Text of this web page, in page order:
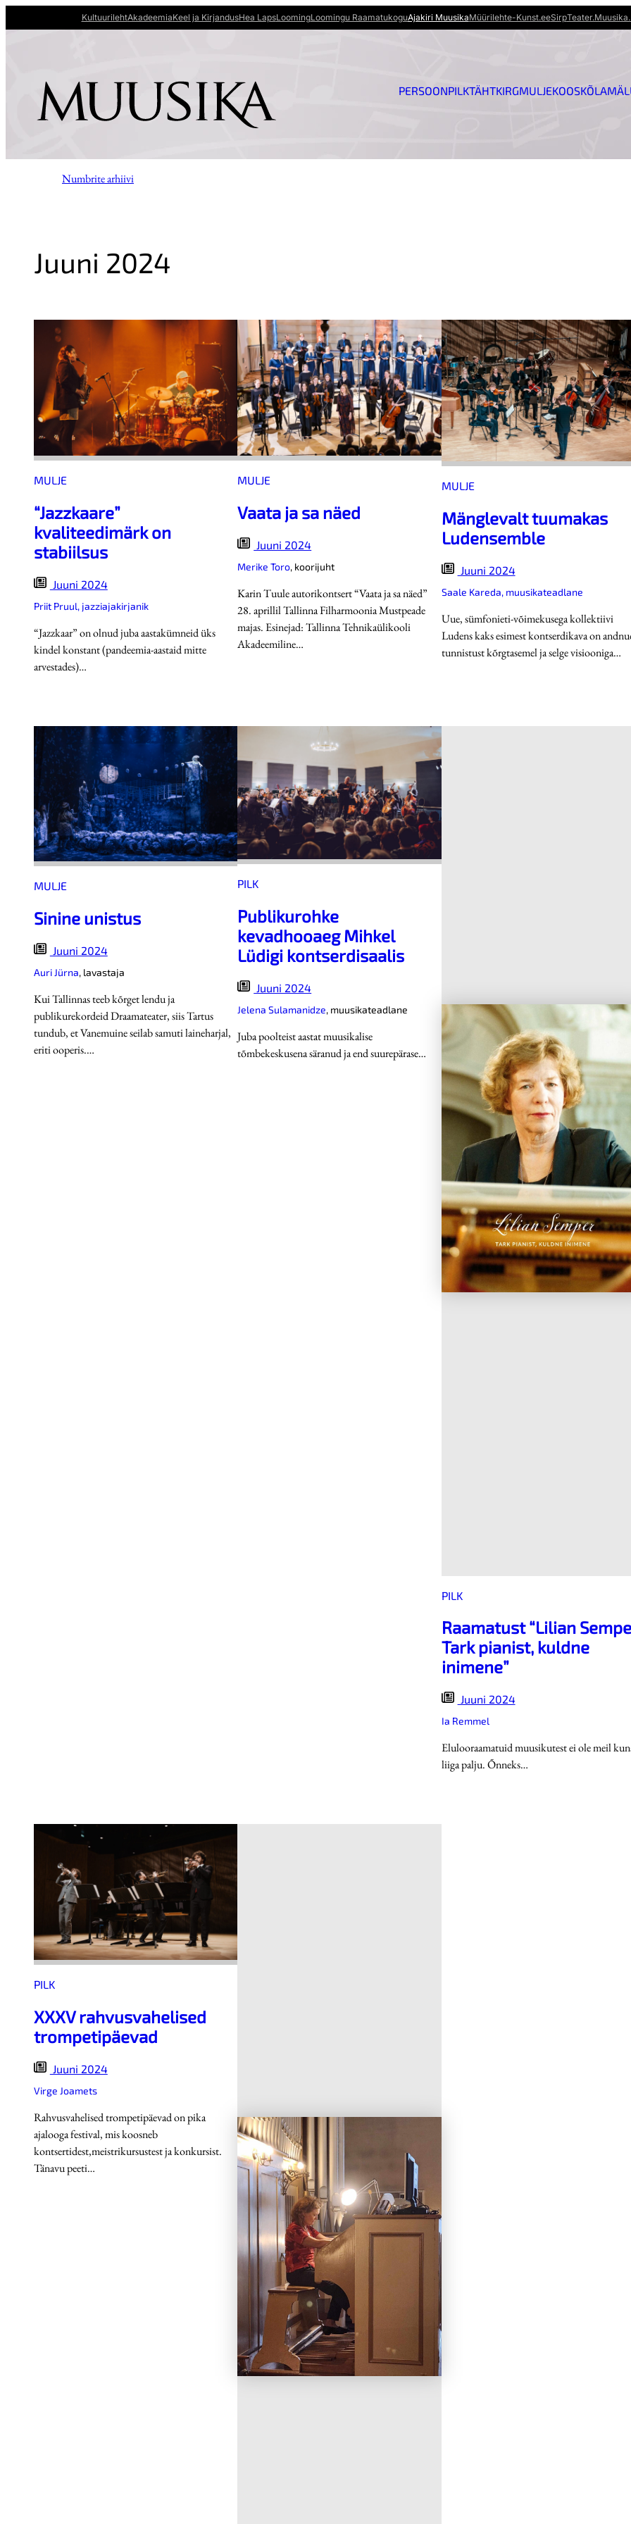
KultuurilehtAkadeemiaKeel ja KirjandusHea LapsLoomingLoomingu RaamatukoguAjakiri MuusikaMüürilehte-Kunst.eeSirp
PERSOONPILKTÄHTKIRGMULJEKOOSKÕLA
Numbrite arhiivi
Juuni 2024
MULJE
“Jazzkaare”
kvaliteedimärk on
stabiilsus
Juuni 2024
Priit Pruul, jazziajakirjanik
“Jazzkaar” on olnud juba aastakümneid üks
kindel konstant (pandeemia-aastaid mitte
arvestades)…
MULJE
Vaata ja sa näed
Juuni 2024
Merike Toro, koorijuht
Karin Tuule autorikontsert “Vaata ja sa näed”
28. aprillil Tallinna Filharmoonia Mustpeade
majas. Esinejad: Tallinna Tehnikaülikooli
Akadeemiline…
MULJE
Mänglevalt tuumakas
Ludensemble
Juuni 2024
Saale Kareda, muusikateadlane
Uue, sümfonieti-võimekusega kollektiivi
Ludens kaks esimest kontserdikava on
tunnistust kõrgtasemel ja selge visiooniga…
MULJE
Sinine unistus
Juuni 2024
Auri Jürna, lavastaja
Kui Tallinnas teeb kõrget lendu ja
publikurekordeid Draamateater, siis Tartus
tundub, et Vanemuine seilab samuti laineharjal,
eriti ooperis.…
PILK
Publikurohke
kevadhooaeg Mihkel
Lüdigi kontserdisaalis
Juuni 2024
Jelena Sulamanidze, muusikateadlane
Juba poolteist aastat muusikalise
tõmbekeskusena säranud ja end suurepärase…
PILK
Raamatust “Lilian
Tark pianist, kuldne
inimene”
Juuni 2024
Ia Remmel
Elulooraamatuid muusikutest ei ole meil
liiga palju. Õnneks…
PILK
XXXV rahvusvahelised
trompetipäevad
Juuni 2024
Virge Joamets
Rahvusvahelised trompetipäevad on pika
ajalooga festival, mis koosneb
kontsertidest,meistrikursustest ja konkursist.
Tänavu peeti…